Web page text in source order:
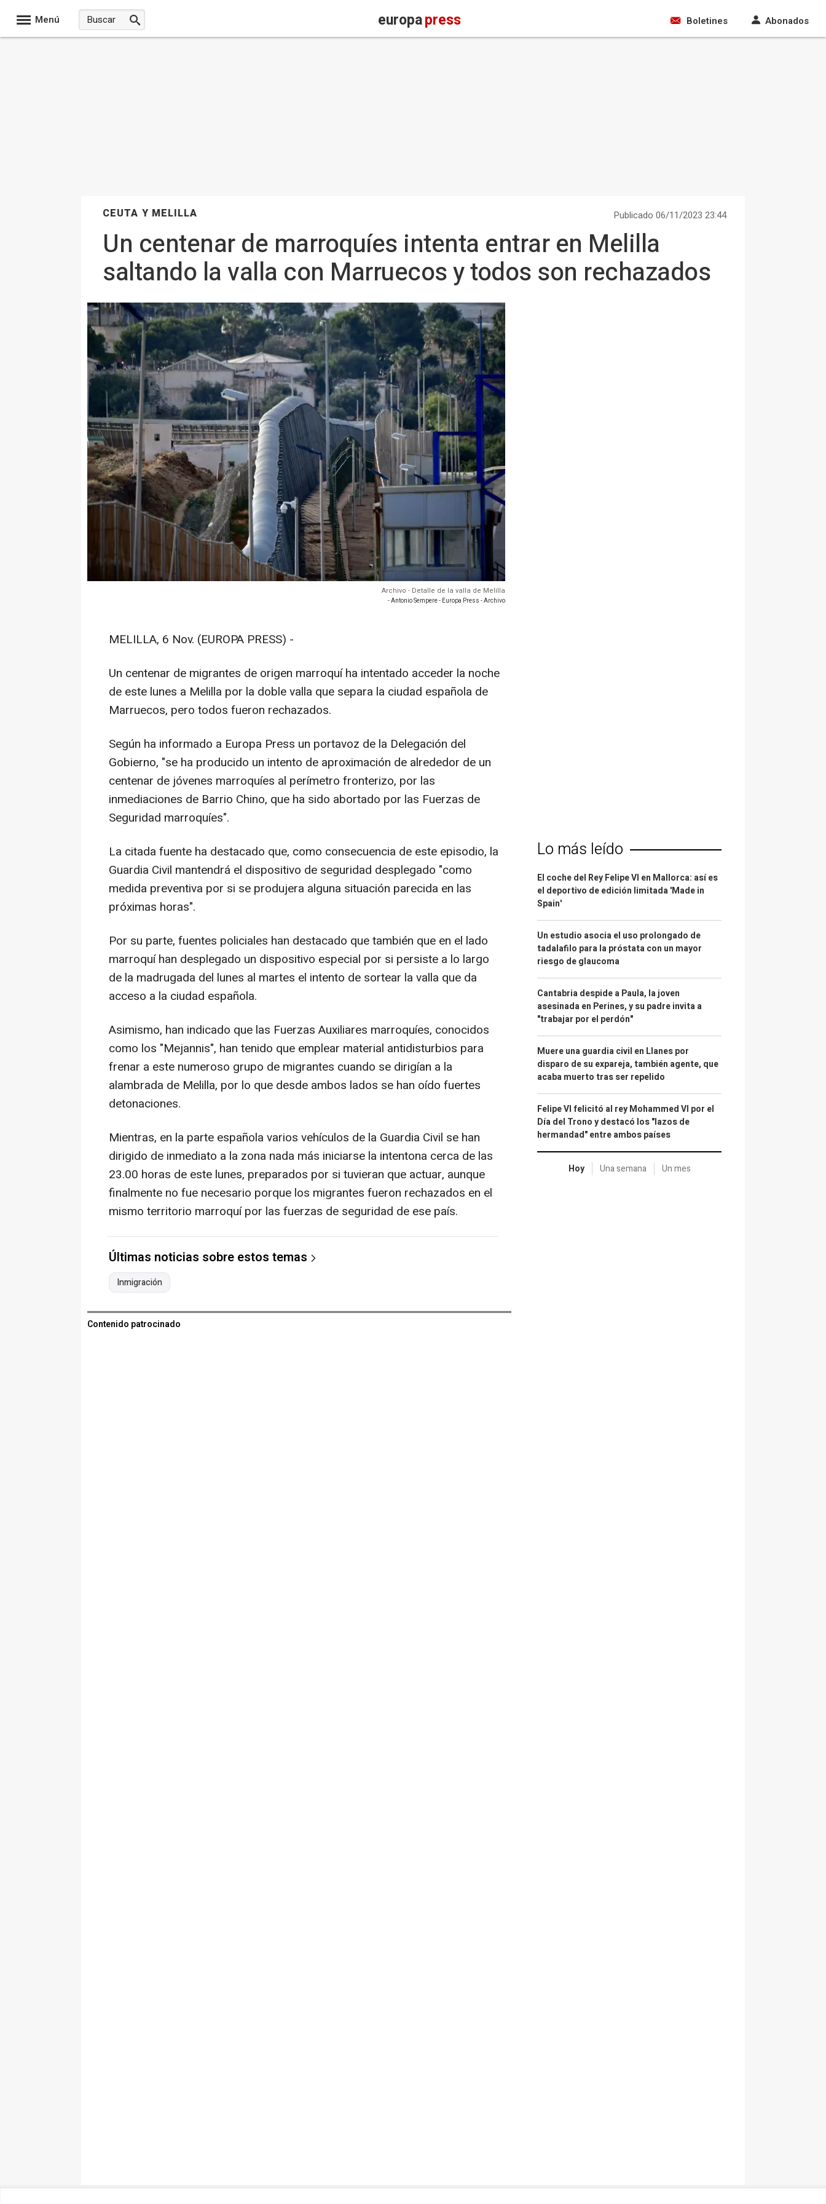
Menú europapress Boletines Abonados
CEUTA Y MELILLA Publicado 06/11/2023 23:44
Un centenar de marroquíes intenta entrar en Melilla
saltando la valla con Marruecos y todos son rechazados
Archivo - Detalle de la valla de Melilla
- Antonio Sempere - Europa Press - Archivo
MELILLA, 6 Nov. (EUROPA PRESS) -
Un centenar de migrantes de origen marroquí ha intentado acceder la noche
de este lunes a Melilla por la doble valla que separa la ciudad española de
Marruecos, pero todos fueron rechazados.
Según ha informado a Europa Press un portavoz de la Delegación del
Gobierno, "se ha producido un intento de aproximación de alrededor de un
centenar de jóvenes marroquíes al perímetro fronterizo, por las
inmediaciones de Barrio Chino, que ha sido abortado por las Fuerzas de
Seguridad marroquíes".
La citada fuente ha destacado que, como consecuencia de este episodio, la
Guardia Civil mantendrá el dispositivo de seguridad desplegado "como
medida preventiva por si se produjera alguna situación parecida en las
próximas horas".
Por su parte, fuentes policiales han destacado que también que en el lado
marroquí han desplegado un dispositivo especial por si persiste a lo largo
de la madrugada del lunes al martes el intento de sortear la valla que da
acceso a la ciudad española.
Asimismo, han indicado que las Fuerzas Auxiliares marroquíes, conocidos
como los "Mejannis", han tenido que emplear material antidisturbios para
frenar a este numeroso grupo de migrantes cuando se dirigían a la
alambrada de Melilla, por lo que desde ambos lados se han oído fuertes
detonaciones.
Mientras, en la parte española varios vehículos de la Guardia Civil se han
dirigido de inmediato a la zona nada más iniciarse la intentona cerca de las
23.00 horas de este lunes, preparados por si tuvieran que actuar, aunque
finalmente no fue necesario porque los migrantes fueron rechazados en el
mismo territorio marroquí por las fuerzas de seguridad de ese país.
Últimas noticias sobre estos temas
Inmigración
Contenido patrocinado
Lo más leído
El coche del Rey Felipe VI en Mallorca: así es
el deportivo de edición limitada 'Made in
Spain'
Un estudio asocia el uso prolongado de
tadalafilo para la próstata con un mayor
riesgo de glaucoma
Cantabria despide a Paula, la joven
asesinada en Perines, y su padre invita a
"trabajar por el perdón"
Muere una guardia civil en Llanes por
disparo de su expareja, también agente, que
acaba muerto tras ser repelido
Felipe VI felicitó al rey Mohammed VI por el
Día del Trono y destacó los "lazos de
hermandad" entre ambos países
Hoy Una semana Un mes